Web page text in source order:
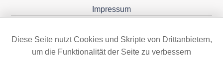
Impressum
Diese Seite nutzt Cookies und Skripte von Drittanbietern,
um die Funktionalität der Seite zu verbessern